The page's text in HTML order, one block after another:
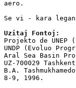
aero.
Se vi - kara
Uzitaj Fontoj:
Projekto de
UNDP (Evoluo
Aral Sea Basin
UZ-700029
B.A.
8-9, 1996.